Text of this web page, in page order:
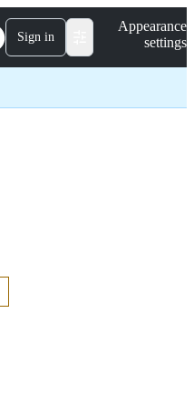
Sign in
Appearance
settings